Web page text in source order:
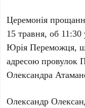
Церемонія
15 травня, об 11:30
Юрія Переможця,
адресою провулок
Олександра
Олександр